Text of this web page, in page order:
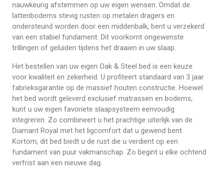
nauwkeurig afstemmen op uw eigen wensen. Omdat de
lattenbodems stevig rusten op metalen dragers en
ondersteund worden door een middenbalk, bent u verzekerd
van een stabiel fundament. Dit voorkomt ongewenste
trillingen of geluiden tijdens het draaien in uw slaap.
Het bestellen van uw eigen Oak & Steel bed is een keuze
voor kwaliteit en zekerheid. U profiteert standaard van 3 jaar
fabrieksgarantie op de massief houten constructie. Hoewel
het bed wordt geleverd exclusief matrassen en bodems,
kunt u uw eigen favoriete slaapsysteem eenvoudig
integreren. Zo combineert u het prachtige uiterlijk van de
Diamant Royal met het ligcomfort dat u gewend bent.
Kortom, dit bed biedt u de rust die u verdient op een
fundament van puur vakmanschap. Zo begint u elke ochtend
verfrist aan een nieuwe dag.